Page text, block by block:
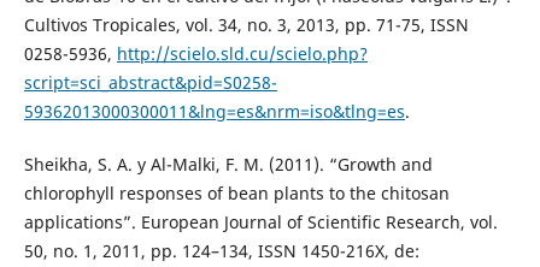
Cultivos Tropicales, vol. 34, no. 3, 2013, pp. 71-75, ISSN
0258-5936, http://scielo.sld.cu/scielo.php?
script=sci_abstract&pid=S0258-
59362013000300011&lng=es&nrm=iso&tlng=es.
Sheikha, S. A. y Al-Malki, F. M. (2011). “Growth and
chlorophyll responses of bean plants to the chitosan
applications”. European Journal of Scientific Research, vol.
50, no. 1, 2011, pp. 124–134, ISSN 1450-216X, de: